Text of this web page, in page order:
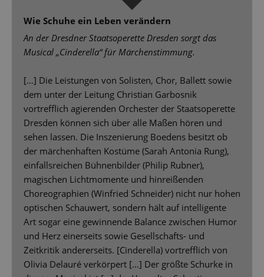
Wie Schuhe ein Leben verändern
An der Dresdner Staatsoperette Dresden sorgt das
Musical „Cinderella“ für Märchenstimmung.
[…] Die Leistungen von Solisten, Chor, Ballett sowie
dem unter der Leitung Christian Garbosnik
vortrefflich agierenden Orchester der Staatsoperette
Dresden können sich über alle Maßen hören und
sehen lassen. Die Inszenierung Boedens besitzt ob
der märchenhaften Kostüme (Sarah Antonia Rung),
einfallsreichen Bühnenbilder (Philip Rubner),
magischen Lichtmomente und hinreißenden
Choreographien (Winfried Schneider) nicht nur hohen
optischen Schauwert, sondern hält auf intelligente
Art sogar eine gewinnende Balance zwischen Humor
und Herz einerseits sowie Gesellschafts- und
Zeitkritik andererseits. [Cinderella) vortrefflich von
Olivia Delauré verkörpert […] Der größte Schurke in